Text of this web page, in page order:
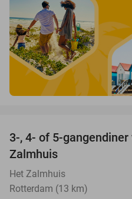
3-, 4- of 5-
Zalmhuis
Het Zalmhuis
Rotterdam (13 km)